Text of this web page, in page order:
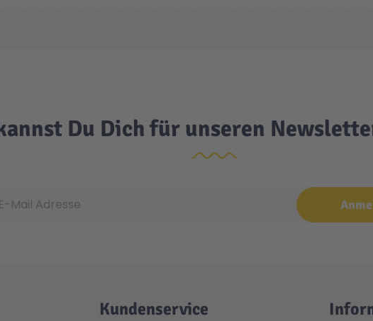
Du Dich für unseren
Kundenservice